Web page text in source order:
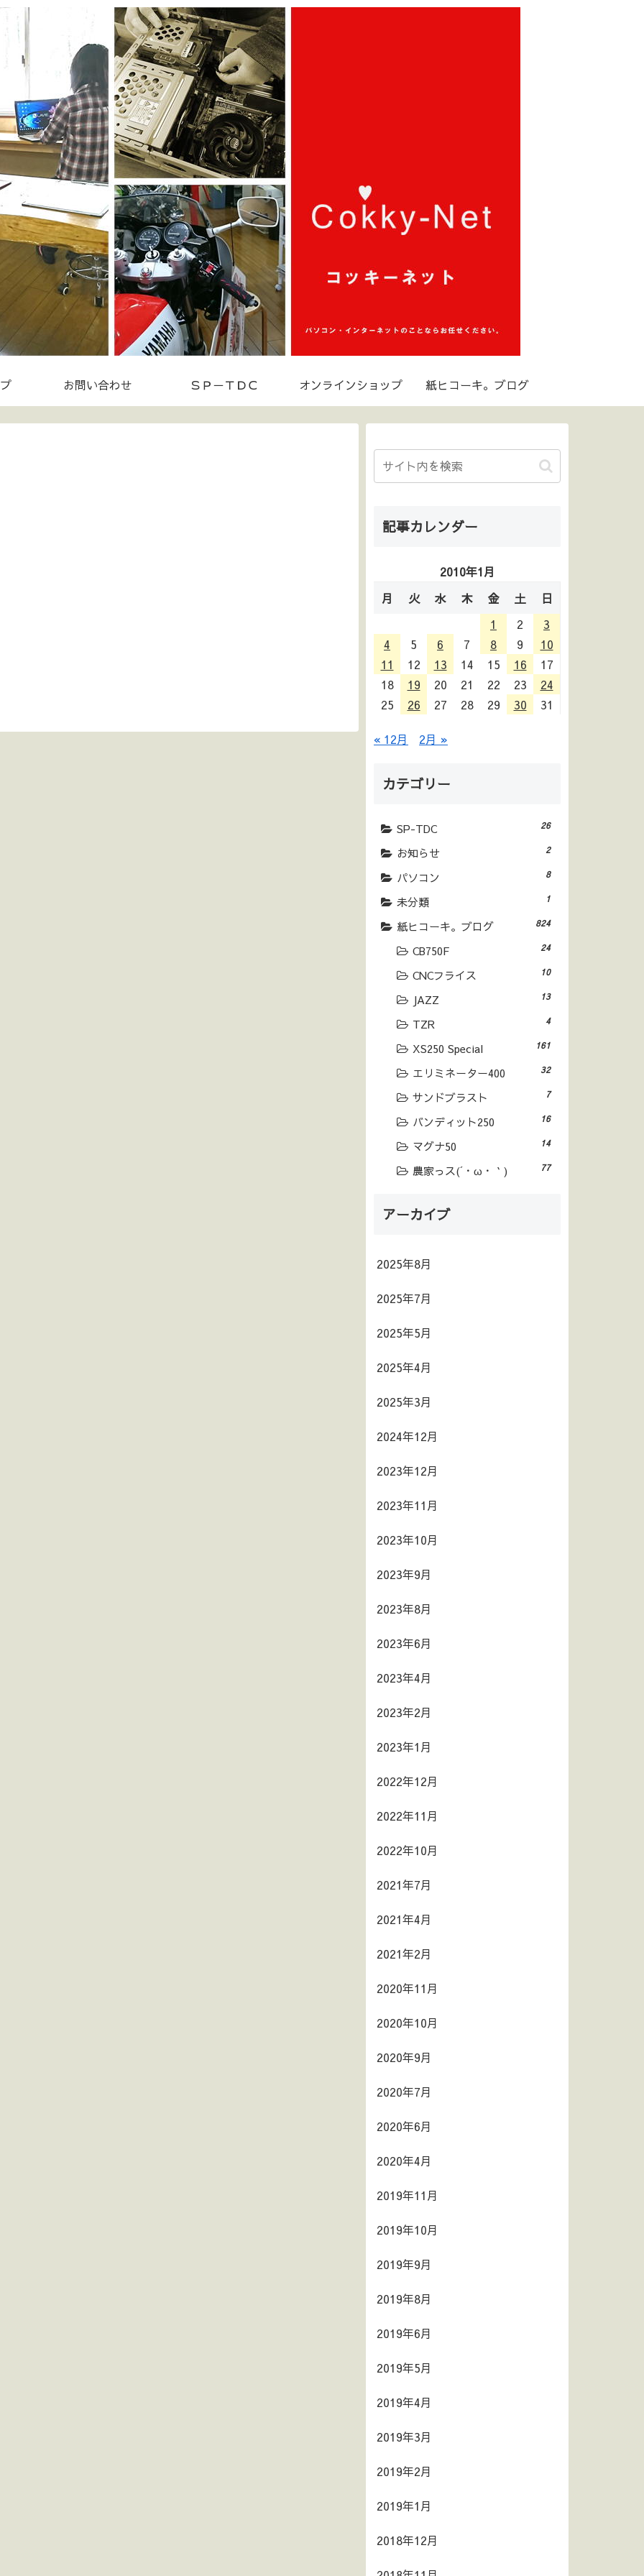
お問い合わせ ＳＰ－ＴＤＣ オンラインショップ 紙ヒコーキ。ブログ
記事カレンダー
2010年1月
月
火 水 木 金 土
日
1
2
3
4
5 6 7 8 9
10
11
12 13 14 15 16
17
18
19 20 21 22 23
24
25
26 27 28 29 30 31
« 12月 2月 »
カテゴリー
SP-TDC 26
お知らせ 2
パソコン 8
未分類 1
紙ヒコーキ。ブログ 824
CB750F 24
CNCフライス 10
JAZZ 13
TZR 4
XS250 Special 161
エリミネーター400 32
サンドブラスト 7
バンディット250 16
マグナ50 14
農家っス(´・ω・｀) 77
アーカイブ
2025年8月
2025年7月
2025年5月
2025年4月
2025年3月
2024年12月
2023年12月
2023年11月
2023年10月
2023年9月
2023年8月
2023年6月
2023年4月
2023年2月
2023年1月
2022年12月
2022年11月
2022年10月
2021年7月
2021年4月
2021年2月
2020年11月
2020年10月
2020年9月
2020年7月
2020年6月
2020年4月
2019年11月
2019年10月
2019年9月
2019年8月
2019年6月
2019年5月
2019年4月
2019年3月
2019年2月
2019年1月
2018年12月